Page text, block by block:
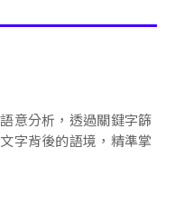
意分析，透過關鍵字篩
字背後的語境，精準掌